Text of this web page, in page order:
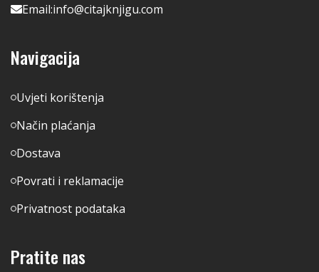
Email:info@citajknjigu.com
Navigacija
Uvjeti korištenja
Način plaćanja
Dostava
Povrati i reklamacije
Privatnost podataka
Pratite nas